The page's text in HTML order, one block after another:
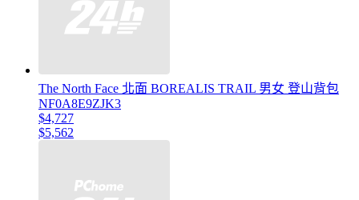
The North Face 北面 BOREALIS TRAIL 男女 登山背包
NF0A8E9ZJK3
$4,727
$5,562